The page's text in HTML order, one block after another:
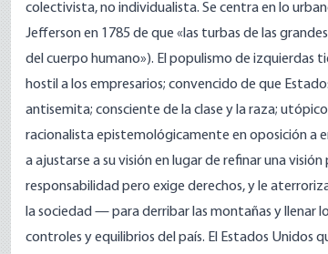
colectivista, no individualista. Se centra en lo
Jefferson en 1785 de que «las turbas de las
del cuerpo humano»). El populismo de izquierdas
hostil a los empresarios; convencido de que
antisemita; consciente de la clase y la raza;
racionalista epistemológicamente en oposición a
a ajustarse a su visión en lugar de refinar una
responsabilidad pero exige derechos, y le
la sociedad — para derribar las montañas y llenar
controles y equilibrios del país. El Estados Unidos